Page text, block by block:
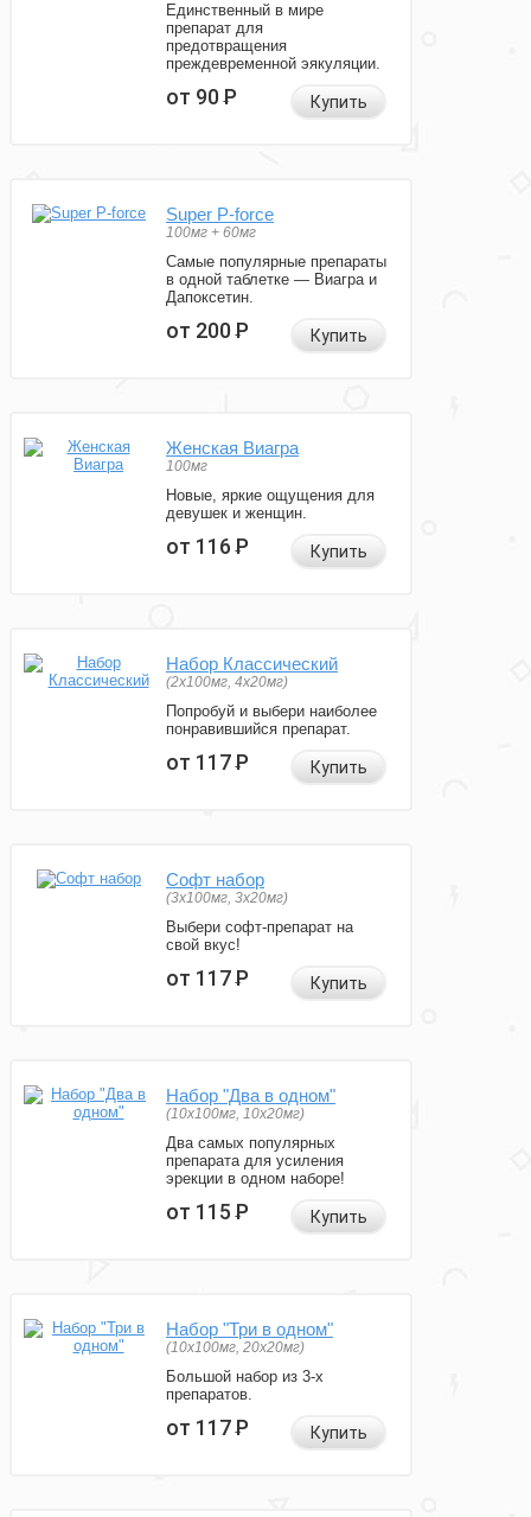
Единственный в мире
препарат для
предотвращения
преждевременной эякуляции.
от 90Р Купить
Super P-force
100мг + 60мг
Самые популярные препараты
в одной таблетке — Виагра и
Дапоксетин.
от 200Р Купить
Женская Виагра
100мг
Новые, яркие ощущения для
девушек и женщин.
от 116Р Купить
Набор Классический
(2x100мг, 4x20мг)
Попробуй и выбери наиболее
понравившийся препарат.
от 117Р Купить
Софт набор
(3x100мг, 3x20мг)
Выбери софт-препарат на
свой вкус!
от 117Р Купить
Набор "Два в одном"
(10x100мг, 10x20мг)
Два самых популярных
препарата для усиления
эрекции в одном наборе!
от 115Р Купить
Набор "Три в одном"
(10x100мг, 20x20мг)
Большой набор из 3-х
препаратов.
от 117Р Купить